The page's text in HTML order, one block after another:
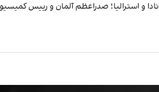
و استرالیا؛ صدراعظم آلمان و رییس